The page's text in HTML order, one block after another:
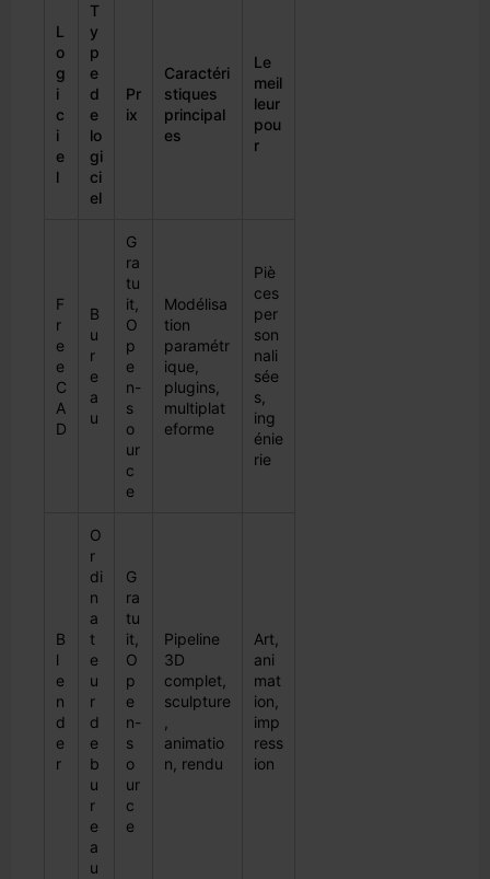
L
o
g
i
c
i
e
l
T
y
p
e
d
e
lo
gi
ci
el
Pr
ix
Caractéri
stiques
principal
es
Le
meil
leur
pou
r
F
r
e
e
C
A
D
B
u
r
e
a
u
G
ra
tu
it,
O
p
e
n-
s
o
ur
c
e
Modélisa
tion
paramétr
ique,
plugins,
multiplat
eforme
Piè
ces
per
son
nali
sée
s,
ing
énie
rie
B
l
e
n
d
e
r
O
r
di
n
a
t
e
u
r
d
e
b
u
r
e
a
u
G
ra
tu
it,
O
p
e
n-
s
o
ur
c
e
Pipeline
3D
complet,
sculpture
,
animatio
n, rendu
Art,
ani
mat
ion,
imp
ress
ion